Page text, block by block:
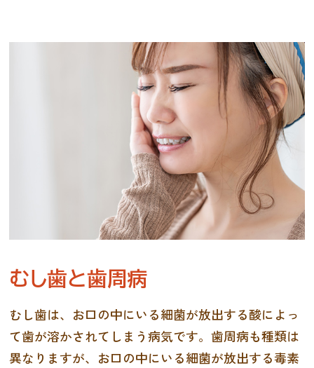
むし歯と歯周病
むし歯は、お口の中にいる細菌が放出する酸によっ
て歯が溶かされてしまう病気です。歯周病も種類は
異なりますが、お口の中にいる細菌が放出する毒素